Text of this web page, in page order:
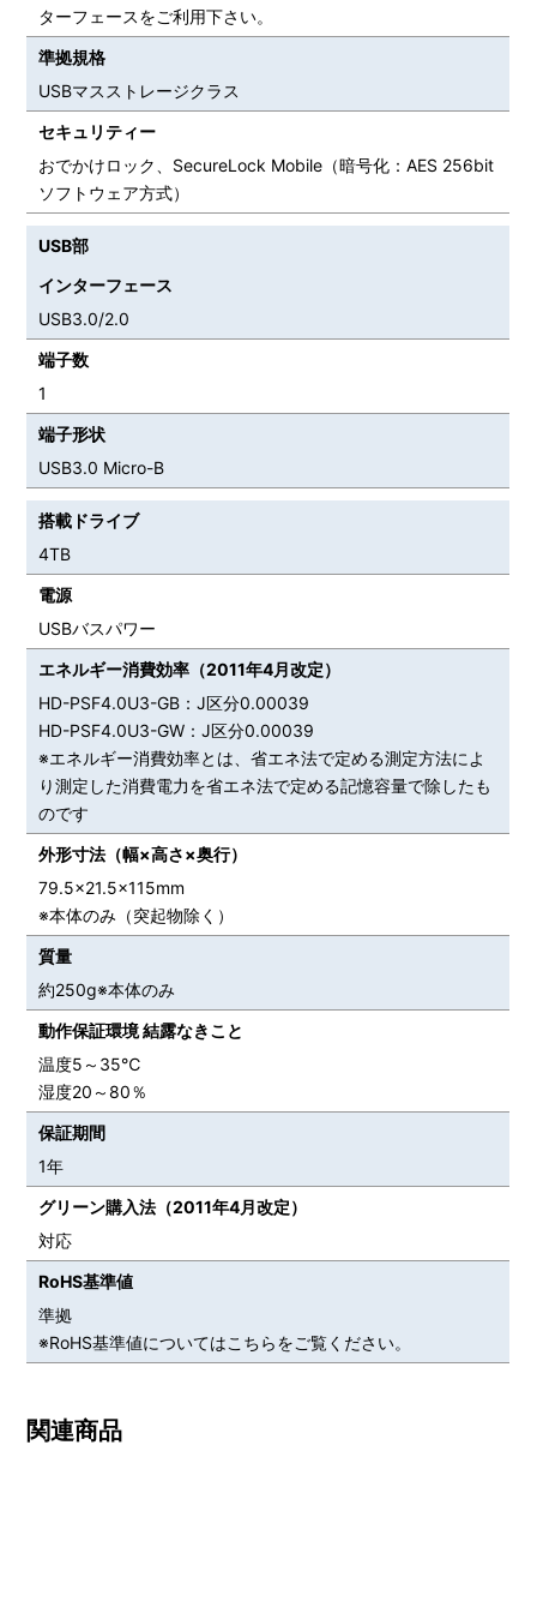
ターフェースをご利用下さい。
準拠規格
USBマスストレージクラス
セキュリティー
おでかけロック、SecureLock Mobile（暗号化：AES 256bit
ソフトウェア方式）
USB部
インターフェース
USB3.0/2.0
端子数
1
端子形状
USB3.0 Micro-B
搭載ドライブ
4TB
電源
USBバスパワー
エネルギー消費効率（2011年4月改定）
HD-PSF4.0U3-GB：J区分0.00039
HD-PSF4.0U3-GW：J区分0.00039
※エネルギー消費効率とは、省エネ法で定める測定方法によ
り測定した消費電力を省エネ法で定める記憶容量で除したも
のです
外形寸法（幅×高さ×奥行）
79.5×21.5×115mm
※本体のみ（突起物除く）
質量
約250g※本体のみ
動作保証環境 結露なきこと
温度5～35℃
湿度20～80％
保証期間
1年
グリーン購入法（2011年4月改定）
対応
RoHS基準値
準拠
※RoHS基準値についてはこちらをご覧ください。
関連商品